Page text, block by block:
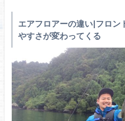
エアフロアーの違い|フロン
やすさが変わってくる